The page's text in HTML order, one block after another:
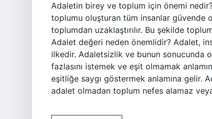
Adaletin birey ve toplum için önemi
toplumu oluşturan tüm insanlar güvende
toplumdan uzaklaştırılır. Bu şekilde
Adalet değeri neden önemlidir? Adalet,
ilkedir. Adaletsizlik ve bunun sonucunda
fazlasını istemek ve eşit olmamak
eşitliğe saygı göstermek anlamına
adalet olmadan toplum nefes alamaz